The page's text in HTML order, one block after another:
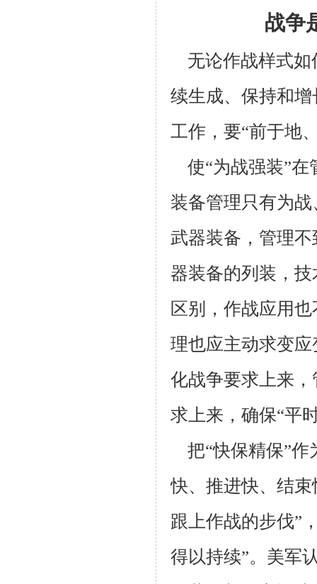
战争
无论作战样式
续生成、保持和
工作，要“前于地
使“为战强装”
装备管理只有为
武器装备，管理
器装备的列装，
区别，作战应用
理也应主动求变
化战争要求上来
求上来，确保“平
把“快保精保”
快、推进快、结
跟上作战的步伐”
得以持续”。美军